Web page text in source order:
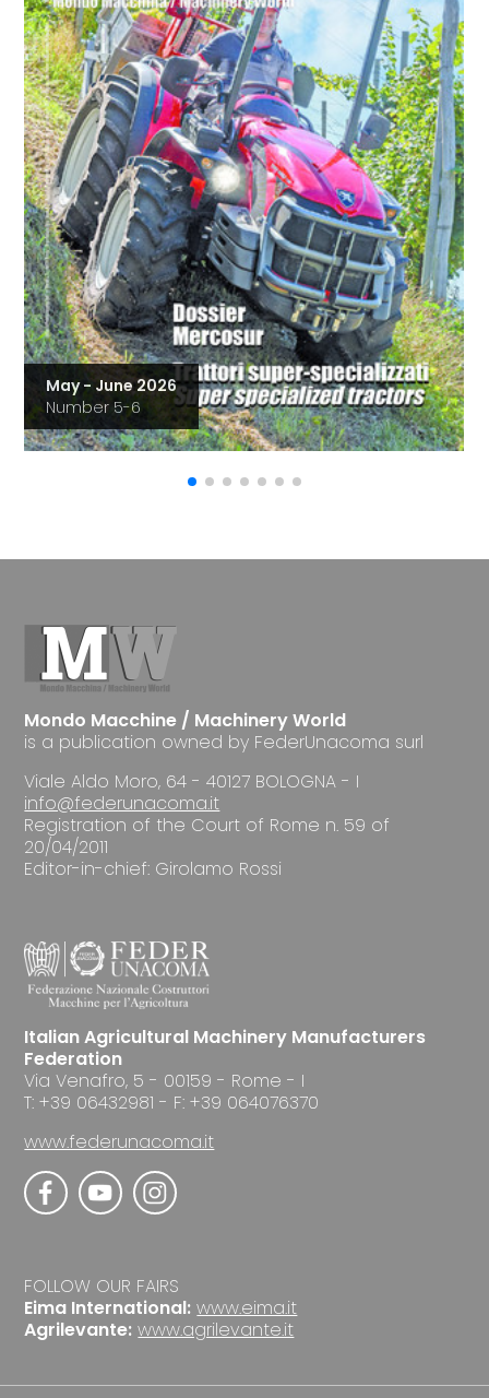
May - June 2026
Number 5-6
Mondo Macchine / Machinery World
is a publication owned by FederUnacoma surl
Viale Aldo Moro, 64 - 40127 BOLOGNA - I
info@federunacoma.it
Registration of the Court of Rome n. 59 of
20/04/2011
Editor-in-chief: Girolamo Rossi
Italian Agricultural Machinery Manufacturers
Federation
Via Venafro, 5 - 00159 - Rome - I
T: +39 06432981 - F: +39 064076370
www.federunacoma.it
FOLLOW OUR FAIRS
Eima International: www.eima.it
Agrilevante: www.agrilevante.it